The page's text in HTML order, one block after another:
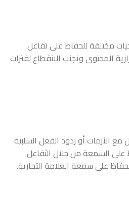
مختلفة للحفاظ على تفاعل
المحتوى وتجنب الانقطاع لفترات
الأزمات أو ردود الفعل السلبية
السمعة من خلال التفاعل
على سمعة العلامة التجارية.